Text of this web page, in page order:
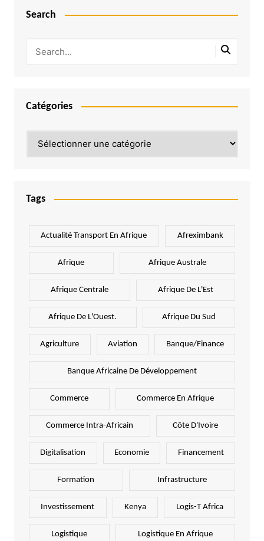
Search
Catégories
Tags
Actualité Transport En Afrique Afreximbank
Afrique Afrique Australe
Afrique Centrale Afrique De L'Est
Afrique De L'Ouest. Afrique Du Sud
Agriculture Aviation Banque/Finance
Banque Africaine De Développement
Commerce Commerce En Afrique
Commerce Intra-Africain Côte D'Ivoire
Digitalisation Economie Financement
Formation Infrastructure
Investissement Kenya Logis-T Africa
Logistique Logistique En Afrique